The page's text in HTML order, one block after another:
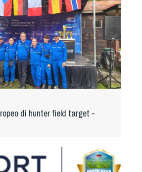
di hunter field target -